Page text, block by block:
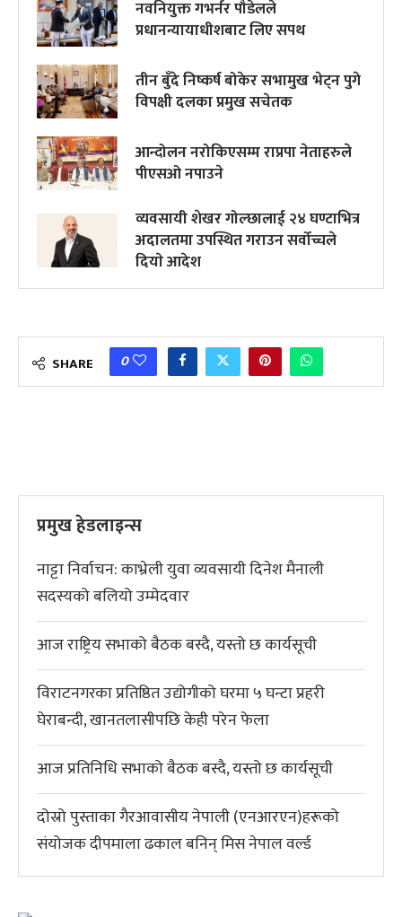
नवनियुक्त गभर्नर पौडेलले
प्रधानन्यायाधीशबाट लिए सपथ
तीन बुँदे निष्कर्ष बोकेर सभामुख भेट्न पुगे
विपक्षी दलका प्रमुख सचेतक
आन्दोलन नरोकिएसम्म राप्रपा नेताहरुले
पीएसओ नपाउने
व्यवसायी शेखर गोल्छालाई २४ घण्टाभित्र
अदालतमा उपस्थित गराउन सर्वोच्चले
दियाे आदेश
SHARE 0
प्रमुख हेडलाइन्स
नाट्टा निर्वाचन: काभ्रेली युवा व्यवसायी दिनेश मैनाली
सदस्यको बलियो उम्मेदवार
आज राष्ट्रिय सभाको बैठक बस्दै, यस्तो छ कार्यसूची
विराटनगरका प्रतिष्ठित उद्योगीको घरमा ५ घन्टा प्रहरी
घेराबन्दी, खानतलासीपछि केही परेन फेला
आज प्रतिनिधि सभाको बैठक बस्दै, यस्तो छ कार्यसूची
दोस्रो पुस्ताका गैरआवासीय नेपाली (एनआरएन)हरूको
संयोजक दीपमाला ढकाल बनिन् मिस नेपाल वर्ल्ड